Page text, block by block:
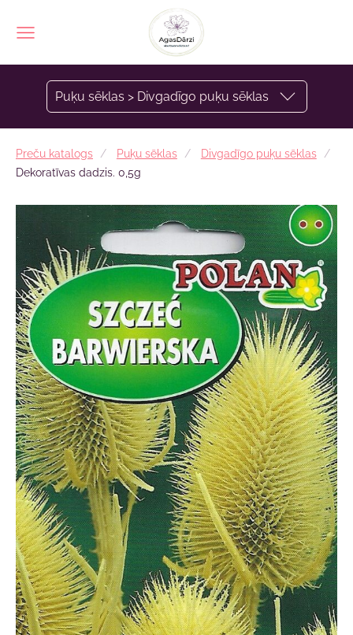
Puķu sēklas > Divgadīgo puķu sēklas
Preču katalogs Puķu sēklas
Divgadīgo puķu sēklas
Dekoratīvas dadzis. 0,5g